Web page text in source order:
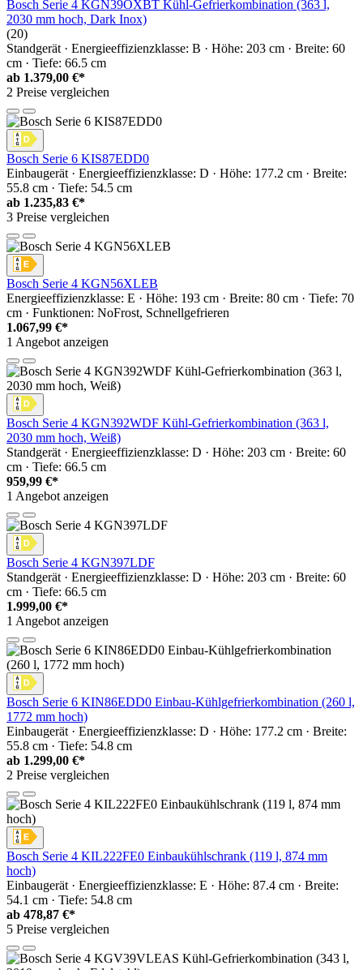
Bosch Serie 4 KGN39OXBT Kühl-Gefrierkombination (363 l,
2030 mm hoch, Dark Inox)
(20)
Standgerät · Energieeffizienzklasse: B · Höhe: 203 cm · Breite: 60
cm · Tiefe: 66.5 cm
ab 1.379,00 €*
2 Preise vergleichen
Bosch Serie 6 KIS87EDD0
Einbaugerät · Energieeffizienzklasse: D · Höhe: 177.2 cm · Breite:
55.8 cm · Tiefe: 54.5 cm
ab 1.235,83 €*
3 Preise vergleichen
Bosch Serie 4 KGN56XLEB
Energieeffizienzklasse: E · Höhe: 193 cm · Breite: 80 cm · Tiefe: 70
cm · Funktionen: NoFrost, Schnellgefrieren
1.067,99 €*
1 Angebot anzeigen
Bosch Serie 4 KGN392WDF Kühl-Gefrierkombination (363 l,
2030 mm hoch, Weiß)
Standgerät · Energieeffizienzklasse: D · Höhe: 203 cm · Breite: 60
cm · Tiefe: 66.5 cm
959,99 €*
1 Angebot anzeigen
Bosch Serie 4 KGN397LDF
Standgerät · Energieeffizienzklasse: D · Höhe: 203 cm · Breite: 60
cm · Tiefe: 66.5 cm
1.999,00 €*
1 Angebot anzeigen
Bosch Serie 6 KIN86EDD0 Einbau-Kühlgefrierkombination (260 l,
1772 mm hoch)
Einbaugerät · Energieeffizienzklasse: D · Höhe: 177.2 cm · Breite:
55.8 cm · Tiefe: 54.8 cm
ab 1.299,00 €*
2 Preise vergleichen
Bosch Serie 4 KIL222FE0 Einbaukühlschrank (119 l, 874 mm
hoch)
Einbaugerät · Energieeffizienzklasse: E · Höhe: 87.4 cm · Breite:
54.1 cm · Tiefe: 54.8 cm
ab 478,87 €*
5 Preise vergleichen